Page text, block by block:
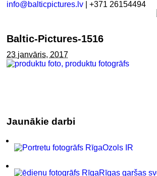
info@balticpictures.lv | +371 26154494
Baltic-Pictures-1516
23 janvāris, 2017
Jaunākie darbi
Ozols IR
Rīgas garšas